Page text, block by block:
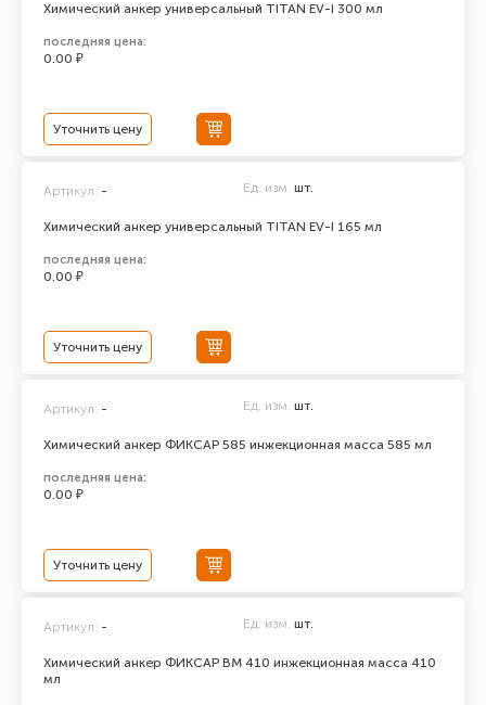
Химический анкер универсальный TITAN EV-I 300 мл
последняя цена:
0.00 ₽
Уточнить цену
Химический анкер универсальный TITAN EV-I 165 мл
Артикул: - Ед. изм. шт.
последняя цена:
0.00 ₽
Уточнить цену
Химический анкер ФИКСАР 585 инжекционная масса 585 мл
Артикул: - Ед. изм. шт.
последняя цена:
0.00 ₽
Уточнить цену
Химический анкер ФИКСАР ВМ 410 инжекционная масса 410
мл
Артикул: - Ед. изм. шт.